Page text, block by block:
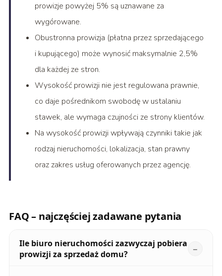
prowizje powyżej 5% są uznawane za
wygórowane.
Obustronna prowizja (płatna przez sprzedającego
i kupującego) może wynosić maksymalnie 2,5%
dla każdej ze stron.
Wysokość prowizji nie jest regulowana prawnie,
co daje pośrednikom swobodę w ustalaniu
stawek, ale wymaga czujności ze strony klientów.
Na wysokość prowizji wpływają czynniki takie jak
rodzaj nieruchomości, lokalizacja, stan prawny
oraz zakres usług oferowanych przez agencję.
FAQ – najczęściej zadawane pytania
Ile biuro nieruchomości zazwyczaj pobiera
prowizji za sprzedaż domu?